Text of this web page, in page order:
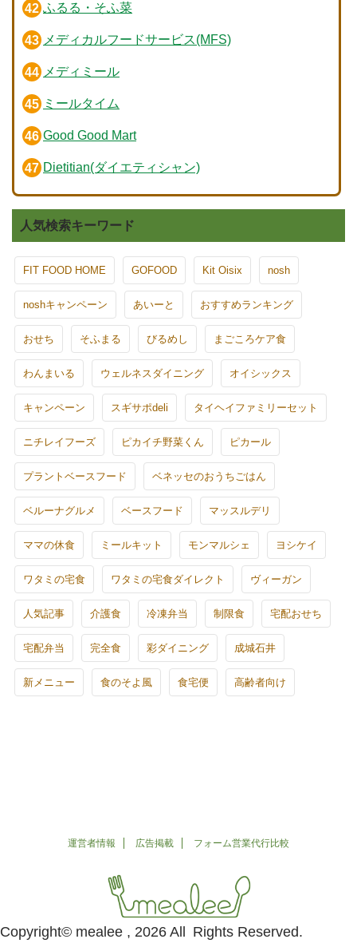
ふるる・そふ菜
メディカルフードサービス(MFS)
メディミール
ミールタイム
Good Good Mart
Dietitian(ダイエティシャン)
人気検索キーワード
FIT FOOD HOME GOFOOD Kit Oisix nosh
noshキャンペーン あいーと おすすめランキング
おせち そふまる びるめし まごころケア食
わんまいる ウェルネスダイニング オイシックス
キャンペーン スギサポdeli タイヘイファミリーセット
ニチレイフーズ ピカイチ野菜くん ピカール
プラントベースフード ベネッセのおうちごはん
ベルーナグルメ ベースフード マッスルデリ
ママの休食 ミールキット モンマルシェ ヨシケイ
ワタミの宅食 ワタミの宅食ダイレクト ヴィーガン
人気記事 介護食 冷凍弁当 制限食 宅配おせち
宅配弁当 完全食 彩ダイニング 成城石井
新メニュー 食のそよ風 食宅便 高齢者向け
運営者情報 広告掲載 フォーム営業代行比較
Copyright© mealee , 2026 All Rights Reserved.